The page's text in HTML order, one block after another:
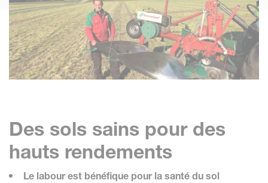
Des sols sains pour des
hauts rendements
Le labour est bénéfique pour la santé du sol